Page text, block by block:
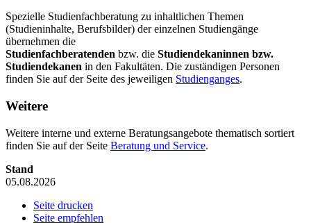
Spezielle Studienfachberatung zu inhaltlichen Themen
(Studieninhalte, Berufsbilder) der einzelnen Studiengänge
übernehmen die
Studienfachberatenden bzw. die Studiendekaninnen bzw.
Studiendekanen in den Fakultäten. Die zuständigen Personen
finden Sie auf der Seite des jeweiligen Studienganges.
Weitere
Weitere interne und externe Beratungsangebote thematisch sortiert
finden Sie auf der Seite Beratung und Service.
Stand
05.08.2026
Seite drucken
Seite empfehlen